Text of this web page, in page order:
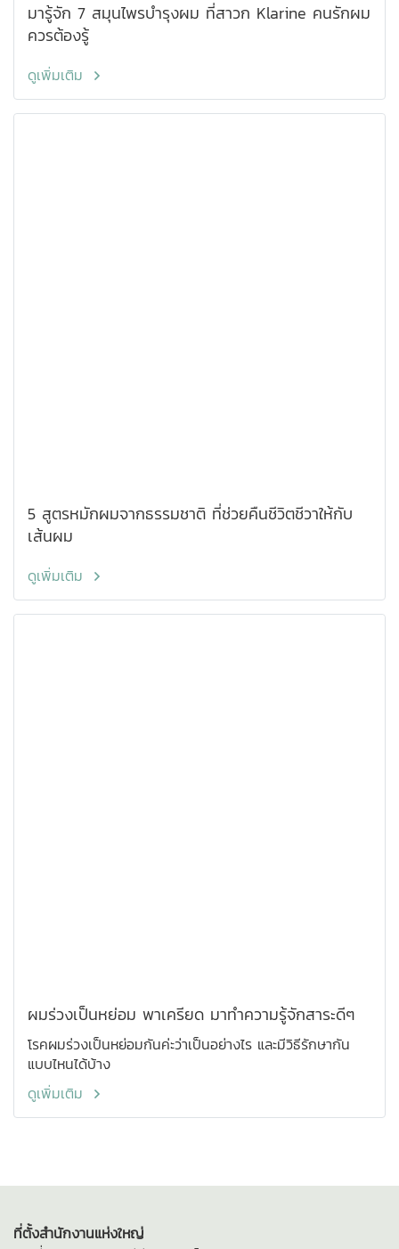
มารู้จัก 7 สมุนไพรบำรุงผม ที่สาวก Klarine คนรักผม
ควรต้องรู้
ดูเพิ่มเติม
5 สูตรหมักผมจากธรรมชาติ ที่ช่วยคืนชีวิตชีวาให้กับ
เส้นผม
ดูเพิ่มเติม
ผมร่วงเป็นหย่อม พาเครียด มาทำความรู้จักสาระดีๆ
โรคผมร่วงเป็นหย่อมกันค่ะว่าเป็นอย่างไร และมีวิธีรักษากัน
แบบไหนได้บ้าง
ดูเพิ่มเติม
ที่ตั้งสำนักงานแห่งใหญ่